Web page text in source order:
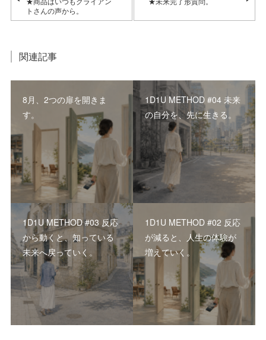
トさんの声から。
関連記事
8月、2つの扉を開きま
す。
1D1U METHOD #04 未来
の自分を、先に生きる。
1D1U METHOD #03 反応
から動くと、知っている
未来へ戻っていく。
1D1U METHOD #02 反応
が減ると、人生の体験が
増えていく。